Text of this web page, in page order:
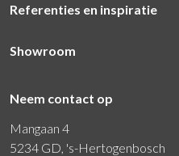
Referenties en inspiratie
Showroom
Neem contact op
Mangaan 4
5234 GD, 's-Hertogenbosch